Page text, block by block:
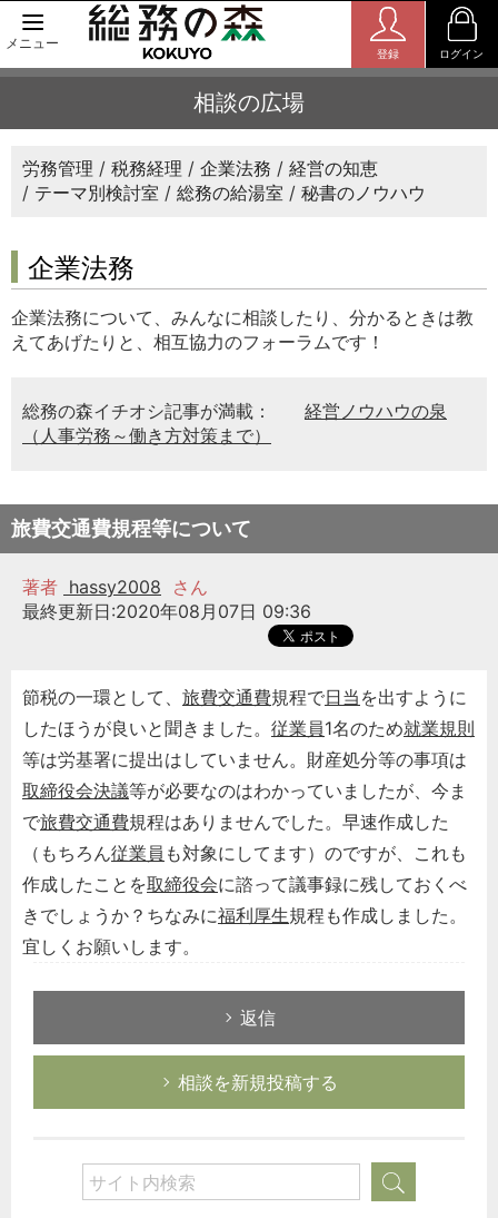
メニュー
登録 ログイン
相談の広場
労務管理 税務経理 企業法務
経営の知恵
テーマ別検討室
総務の給湯室 秘書のノウハウ
企業法務
企業法務について、みんなに相談したり、分かるときは教
えてあげたりと、相互協力のフォーラムです！
総務の森イチオシ記事が満載：
経営ノウハウの泉
（人事労務～働き方対策まで）
旅費交通費規程等について
著者 hassy2008
さん
最終更新日:2020年08月07日 09:36
節税の一環として、 旅費交通費規程で日当 を出すように
したほうが良いと聞きました。 従業員1名のため就業規則
等は労基署に提出はしていません。財産処分等の事項は
取締役会決議等が必要なのはわかっていましたが、今ま
で旅費交通費規程はありませんでした。早速作成した
（もちろん従業員 も対象にしてます）のですが、これも
作成したことを取締役会に諮って議事録に残しておくべ
きでしょうか？ちなみに福利厚生規程も作成しました。
宜しくお願いします。
返信
相談を新規投稿する